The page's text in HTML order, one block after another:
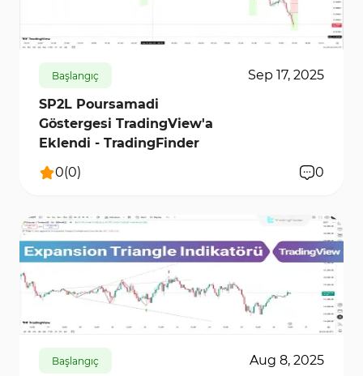
Başlangıç
Sep 17, 2025
SP2L Poursamadi
Göstergesi TradingView'a
Eklendi - TradingFinder
0(0) 0
0
Başlangıç
Aug 8, 2025